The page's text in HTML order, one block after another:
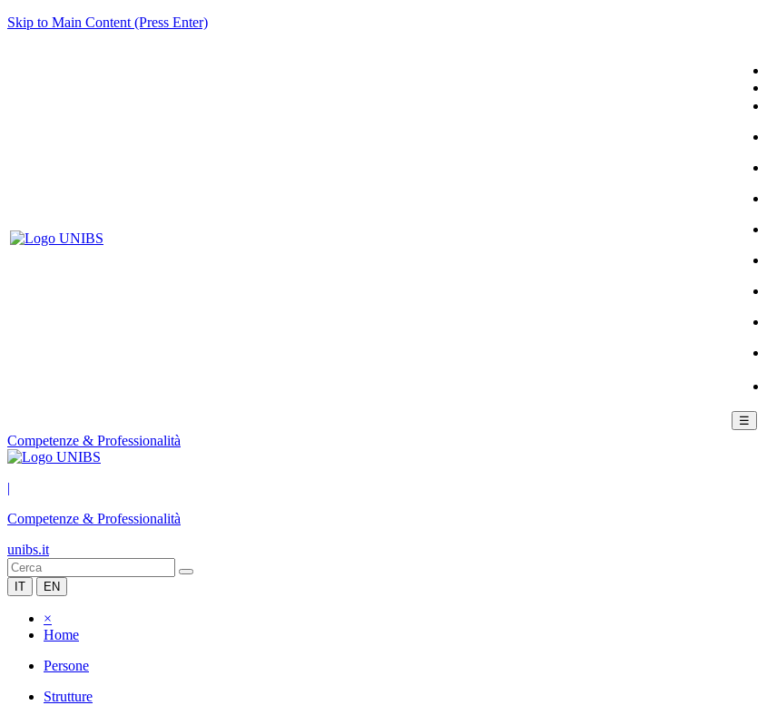
Skip to Main Content (Press Enter)
☰
Competenze & Professionalità
|
Competenze & Professionalità
unibs.it
IT EN
×
Home
Persone
Strutture